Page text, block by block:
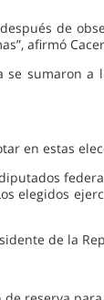
de
afirmó
se sumaron a
en estas
elegidos
de la